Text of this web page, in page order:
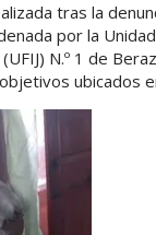
tras la
por la
N.º 1 de
ubicados